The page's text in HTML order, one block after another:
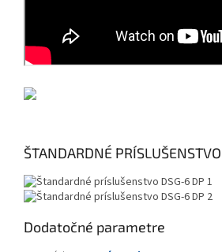
ŠTANDARDNÉ PRÍSLUŠENSTVO
Dodatočné parametre